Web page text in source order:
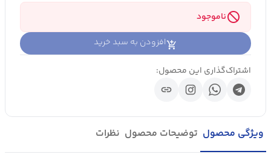
blockناموجود
افزودن به سبد خرید
اشتراک‌گذاری این محصول:
link
ویژگی محصول توضیحات محصول نظرات